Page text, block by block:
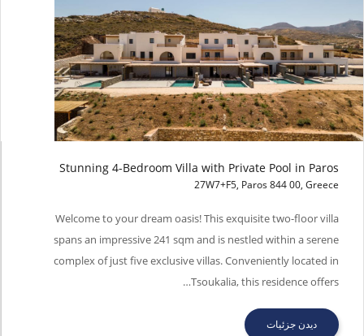
Stunning 4-Bedroom Villa with Private Pool in Paros
Stunning 4-Bedroom Villa with Private Pool in Paros
27W7+F5, Paros 844 00, Greece
Welcome to your dream oasis! This exquisite two-floor villa
spans an impressive 241 sqm and is nestled within a serene
complex of just five exclusive villas. Conveniently located in
Tsoukalia, this residence offers…
دیدن جزئیات